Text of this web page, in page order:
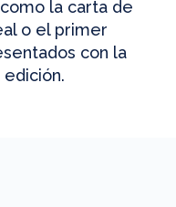
la carta de
o el primer
con la